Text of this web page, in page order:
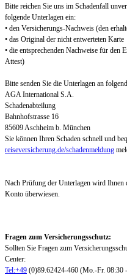
Bitte reichen Sie uns im Schadenfall
folgende Unterlagen ein:
• den Versicherungs-Nachweis (den
• das Original der nicht entwerteten Karte
• die entsprechenden Nachweise für den
Attest)
Bitte senden Sie die Unterlagen an
AGA International S.A.
Schadenabteilung
Bahnhofstrasse 16
85609 Aschheim b. München
Sie können Ihren Schaden schnell und
reiseversicherung.de/schadenmeldung
Nach Prüfung der Unterlagen wird Ihnen
Konto überwiesen.
Fragen zum Versicherungsschutz:
Sollten Sie Fragen zum
Center:
Tel:+49 (0)89.62424-460 (Mo.-Fr. 08:30